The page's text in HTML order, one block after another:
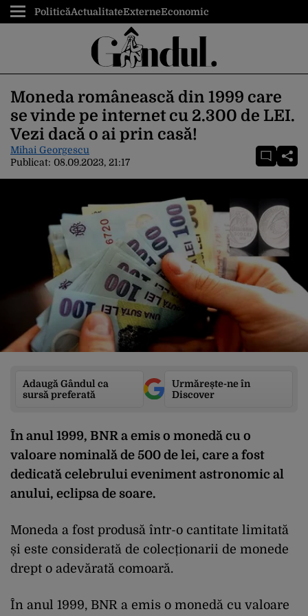
PoliticăActualitateExterneEconomic
Moneda românească din 1999 care
se vinde pe internet cu 2.300 de LEI.
Vezi dacă o ai prin casă!
Mihai Georgescu
Publicat: 08.09.2023, 21:17
Adaugă Gândul ca
sursă preferată
Urmărește-ne în
Discover
În anul 1999, BNR a emis o monedă cu o
valoare nominală de 500 de lei, care a fost
dedicată celebrului eveniment astronomic al
anului, eclipsa de soare.
Moneda a fost produsă într-o cantitate limitată
și este considerată de colecționarii de monede
drept o adevărată comoară.
În anul 1999, BNR a emis o monedă cu valoare